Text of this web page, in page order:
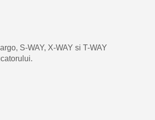
S-WAY, X-WAY si T-WAY